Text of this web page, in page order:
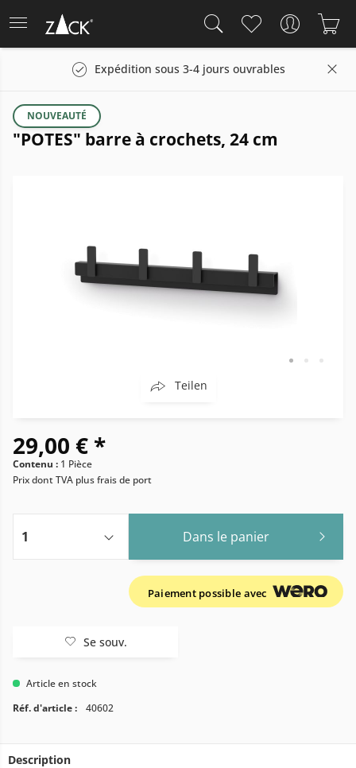
Expédition sous 3-4 jours ouvrables
"POTES" barre à crochets, 24 cm
NOUVEAUTÉ
Teilen
29,00 € *
Contenu : 1 Pièce
Prix dont TVA plus frais de port
Dans le panier
Paiement possible avec
Se souv.
Article en stock
Réf. d'article :
40602
Description